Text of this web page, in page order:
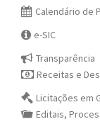
Calendário de
e-SIC
Transparência
Receitas e
Licitações em
Editais,